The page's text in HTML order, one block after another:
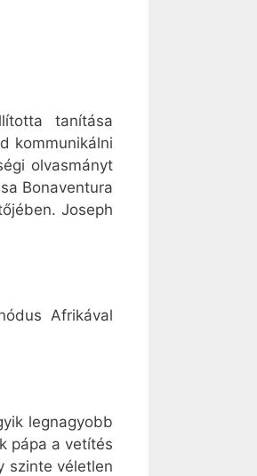
tanítása
kommunikálni
olvasmányt
Bonaventura
Joseph
Afrikával
legnagyobb
pápa a vetítés
szinte véletlen